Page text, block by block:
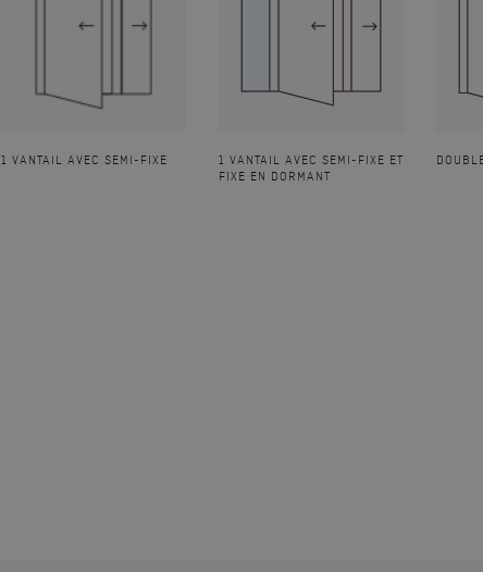
1 VANTAIL AVEC SEMI-FIXE
1 VANTAIL AVEC SEMI-FIXE ET
FIXE EN DORMANT